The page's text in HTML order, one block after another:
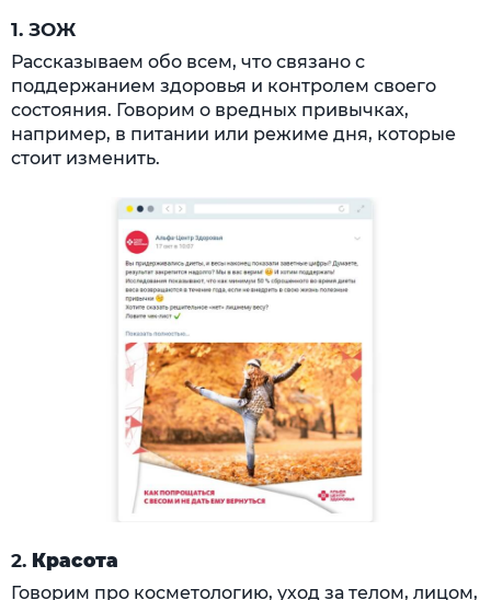
1. ЗОЖ
Рассказываем обо всем, что связано с
поддержанием здоровья и контролем своего
состояния. Говорим о вредных привычках,
например, в питании или режиме дня, которые
стоит изменить.
2. Красота
Говорим про косметологию, уход за телом, лицом,